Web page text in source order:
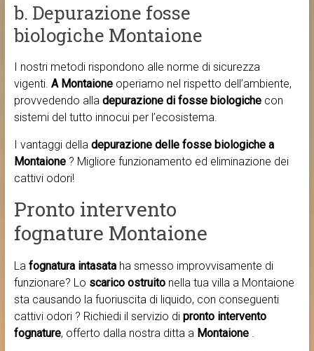
b. Depurazione fosse
biologiche Montaione
I nostri metodi rispondono alle norme di sicurezza
vigenti. A Montaione operiamo nel rispetto dell’ambiente,
provvedendo alla depurazione di fosse biologichecon
sistemi del tutto innocui per l’ecosistema.
I vantaggi della depurazione delle fosse biologiche a
Montaione ? Migliore funzionamento ed eliminazione dei
cattivi odori!
Pronto intervento
fognature Montaione
La fognatura intasataha smesso improvvisamente di
funzionare? Lo scarico ostruitonella tua villa a Montaione
sta causando la fuoriuscita di liquido, con conseguenti
cattivi odori ? Richiedi il servizio di pronto intervento
fognature, offerto dalla nostra ditta a Montaione .